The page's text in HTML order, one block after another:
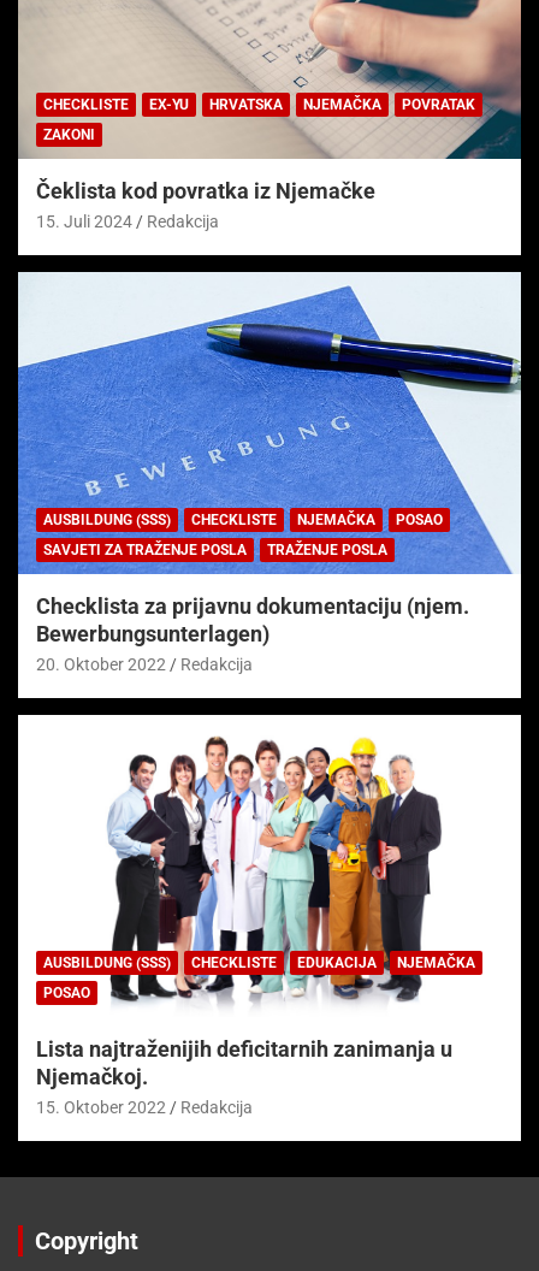
CHECKLISTE EX-YU HRVATSKA NJEMAČKA
POVRATAK
ZAKONI
Čeklista kod povratka iz Njemačke
15. Juli 2024 Redakcija
AUSBILDUNG (SSS) CHECKLISTE NJEMAČKA
POSAO
SAVJETI ZA TRAŽENJE POSLA
TRAŽENJE POSLA
Checklista za prijavnu dokumentaciju (njem.
Bewerbungsunterlagen)
20. Oktober 2022 Redakcija
AUSBILDUNG (SSS) CHECKLISTE EDUKACIJA
NJEMAČKA
POSAO
Lista najtraženijih deficitarnih zanimanja u
Njemačkoj.
15. Oktober 2022 Redakcija
Copyright